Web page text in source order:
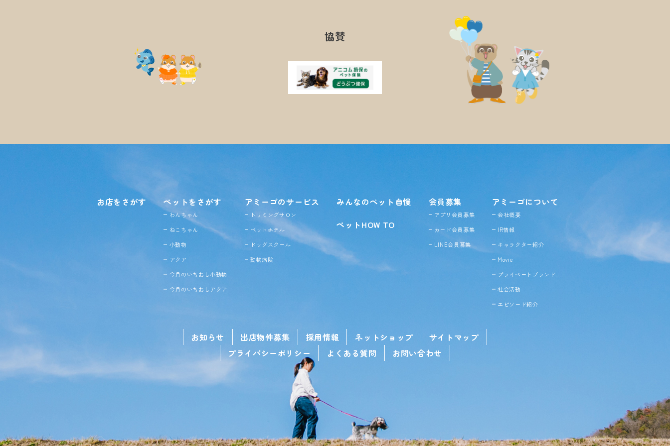
協賛
お店をさがす ペットをさがす
わんちゃん
ねこちゃん
小動物
アクア
今月のいちおし小動物
今月のいちおしアクア
アミーゴのサービス
トリミングサロン
ペットホテル
ドッグスクール
動物病院
みんなのペット自慢
ペットHOW TO
会員募集
アプリ会員募集
カード会員募集
LINE会員募集
アミーゴについて
会社概要
IR情報
キャラクター紹介
Movie
プライベートブランド
社会活動
エピソード紹介
お知らせ 出店物件募集 採用情報 ネットショップ
サイトマップ
プライバシーポリシー
よくある質問 お問い合わせ